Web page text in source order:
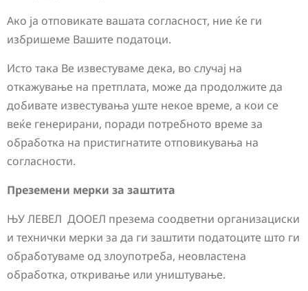
Ако ја отповикате вашата согласност, ние ќе ги
избришеме Вашите податоци.
Исто така Ве известуваме дека, во случај на
откажување на претплата, може да продолжите да
добивате известувања уште некое време, а кои се
веќе генерирани, поради потребното време за
обработка на пристигнатите отповикувања на
согласности.
Преземени мерки за заштита
ЊУ ЛЕВЕЛ ДООЕЛ презема соодветни организациски
и технички мерки за да ги заштити податоците што ги
обработуваме од злоупотреба, неовластена
обработка, откривање или уништување.